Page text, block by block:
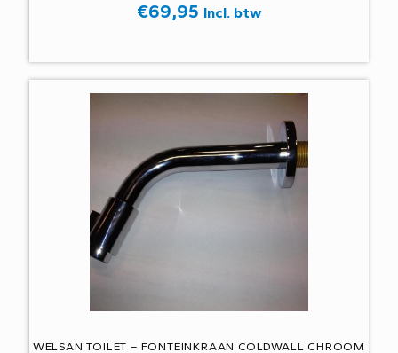
€69,95 Incl. btw
WELSAN TOILET – FONTEINKRAAN COLDWALL CHROOM